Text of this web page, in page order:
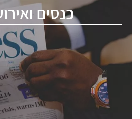
כנסים
held on May 12-13, 2026. The
for everyone involved in the
including engineers,
and senior executives.
לחץ לפרטים